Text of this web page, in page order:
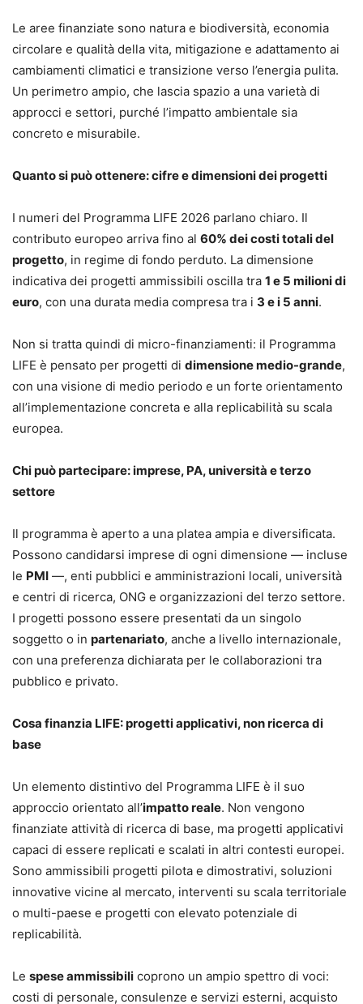
Le aree finanziate sono natura e biodiversità, economia
circolare e qualità della vita, mitigazione e adattamento ai
cambiamenti climatici e transizione verso l’energia pulita.
Un perimetro ampio, che lascia spazio a una varietà di
approcci e settori, purché l’impatto ambientale sia
concreto e misurabile.
Quanto si può ottenere: cifre e dimensioni dei progetti
I numeri del Programma LIFE 2026 parlano chiaro. Il
contributo europeo arriva fino al 60% dei costi totali del
progetto, in regime di fondo perduto. La dimensione
indicativa dei progetti ammissibili oscilla tra 1 e 5 milioni di
euro, con una durata media compresa tra i 3 e i 5 anni.
Non si tratta quindi di micro-finanziamenti: il Programma
LIFE è pensato per progetti di dimensione medio-grande,
con una visione di medio periodo e un forte orientamento
all’implementazione concreta e alla replicabilità su scala
europea.
Chi può partecipare: imprese, PA, università e terzo
settore
Il programma è aperto a una platea ampia e diversificata.
Possono candidarsi imprese di ogni dimensione — incluse
le PMI —, enti pubblici e amministrazioni locali, università
e centri di ricerca, ONG e organizzazioni del terzo settore.
I progetti possono essere presentati da un singolo
soggetto o in partenariato, anche a livello internazionale,
con una preferenza dichiarata per le collaborazioni tra
pubblico e privato.
Cosa finanzia LIFE: progetti applicativi, non ricerca di
base
Un elemento distintivo del Programma LIFE è il suo
approccio orientato all’impatto reale. Non vengono
finanziate attività di ricerca di base, ma progetti applicativi
capaci di essere replicati e scalati in altri contesti europei.
Sono ammissibili progetti pilota e dimostrativi, soluzioni
innovative vicine al mercato, interventi su scala territoriale
o multi-paese e progetti con elevato potenziale di
replicabilità.
Le spese ammissibili coprono un ampio spettro di voci:
costi di personale, consulenze e servizi esterni, acquisto